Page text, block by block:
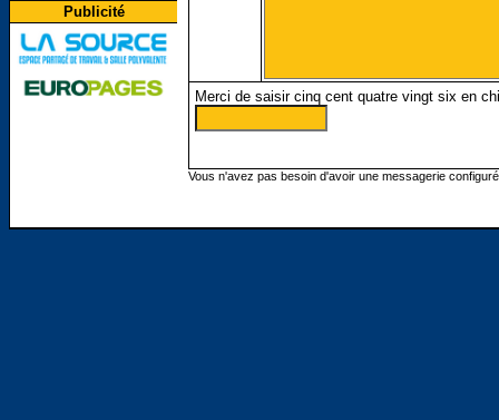
Publicité
Merci de saisir cinq cent quatre vingt six en
Vous n'avez pas besoin d'avoir une messagerie